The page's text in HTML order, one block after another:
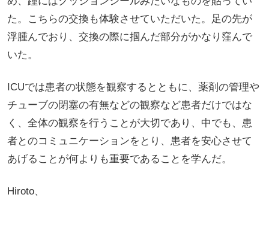
た。こちらの交換も体験させていただいた。足の先が
浮腫んでおり、交換の際に掴んだ部分がかなり窪んで
いた。
ICUでは患者の状態を観察するとともに、薬剤の管理や
チューブの閉塞の有無などの観察など患者だけではな
く、全体の観察を行うことが大切であり、中でも、患
者とのコミュニケーションをとり、患者を安心させて
あげることが何よりも重要であることを学んだ。
Hiroto、